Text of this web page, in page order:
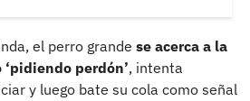
el perro grande se acerca a la
‘pidiendo perdón’, intenta
y luego bate su cola como señal